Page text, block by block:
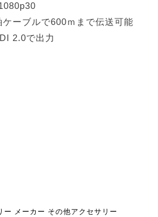
ーブルで600ｍまで伝送可能
2.0で出力
ー メーカー その他アクセサリー